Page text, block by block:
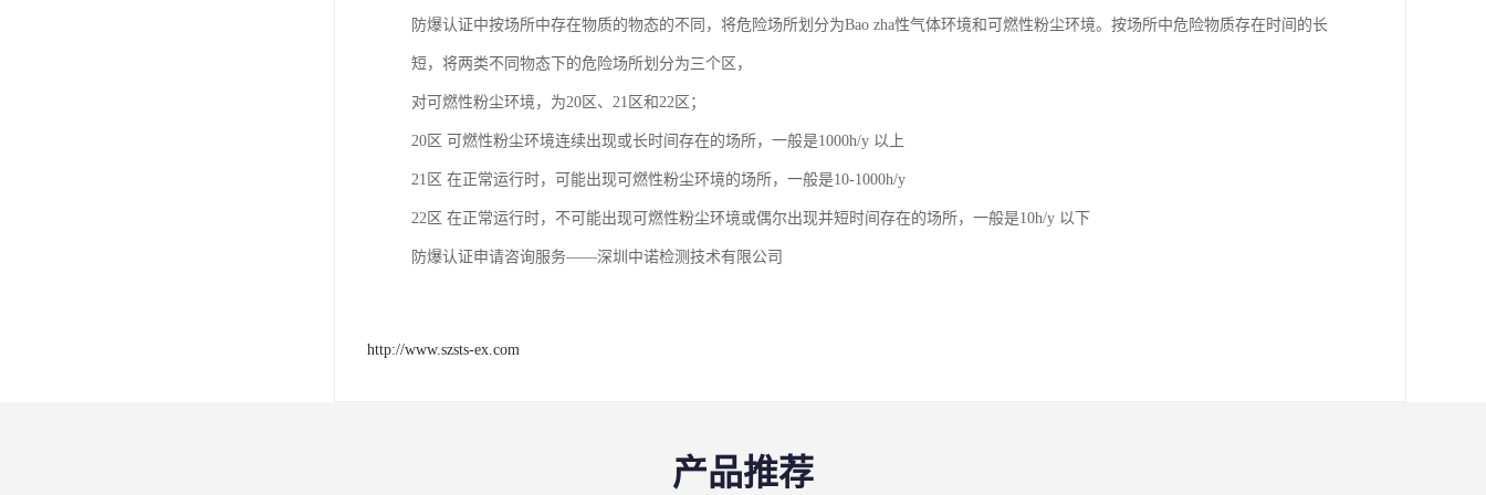
防爆认证中按场所中存在物质的物态的不同，将危险场所划分为Bao zha性气体环境和可燃性粉尘环境。按场所中危险物质存在时间的长
短，将两类不同物态下的危险场所划分为三个区，
对可燃性粉尘环境，为20区、21区和22区；
20区 可燃性粉尘环境连续出现或长时间存在的场所，一般是1000h/y 以上
21区 在正常运行时，可能出现可燃性粉尘环境的场所，一般是10-1000h/y
22区 在正常运行时，不可能出现可燃性粉尘环境或偶尔出现并短时间存在的场所，一般是10h/y 以下
防爆认证申请咨询服务——深圳中诺检测技术有限公司
http://www.szsts-ex.com
产品推荐